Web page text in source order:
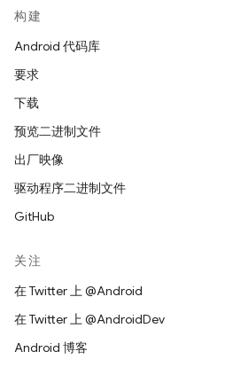
构建
Android 代码库
要求
下载
预览二进制文件
出厂映像
驱动程序二进制文件
GitHub
关注
在 Twitter 上 @Android
在 Twitter 上 @AndroidDev
Android 博客